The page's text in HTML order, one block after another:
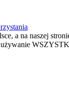
a na naszej
używanie